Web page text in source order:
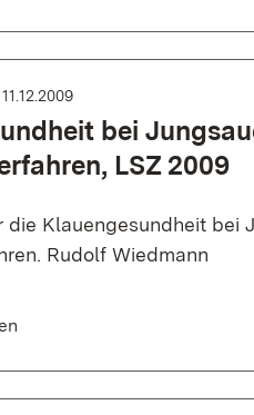
bei
LSZ 2009
die Klauengesundheit bei
Rudolf Wiedmann